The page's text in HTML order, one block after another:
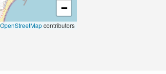
−
OpenStreetMapcontributors